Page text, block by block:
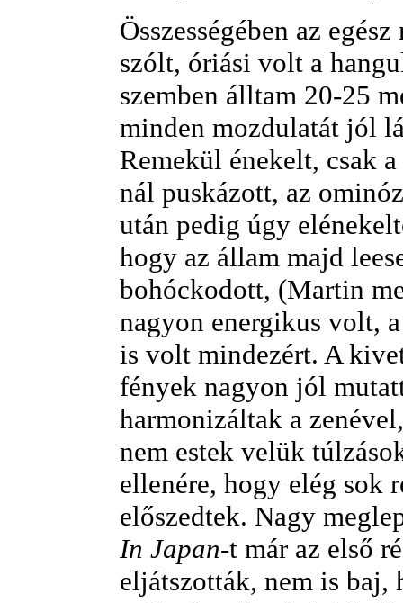
Összességében az
szólt, óriási volt a
szemben álltam 20-25
minden mozdulatát jól
Remekül énekelt, csak a
nál puskázott, az
után pedig úgy
hogy az állam majd
bohóckodott, (Martin
nagyon energikus volt,
is volt mindezért. A
fények nagyon jól
harmonizáltak a
nem estek velük
ellenére, hogy elég sok
előszedtek. Nagy
In Japan-t már az első
eljátszották, nem is baj,